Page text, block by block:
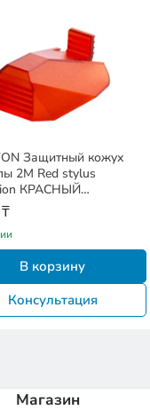
Защитный кожух
2M Red stylus
КРАСНЫЙ
В корзину
Консультация
Магазин